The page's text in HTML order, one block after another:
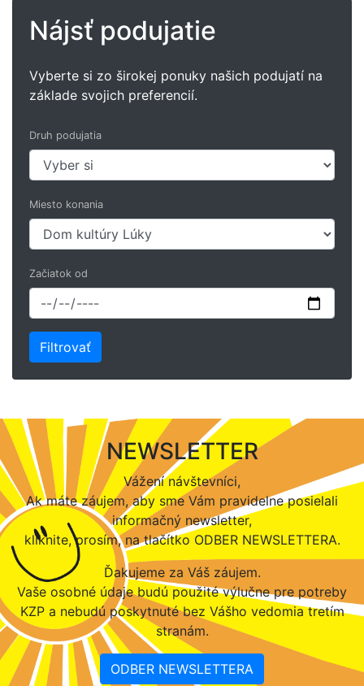
Nájsť podujatie
Vyberte si zo širokej ponuky našich podujatí na
základe svojich preferencií.
Druh podujatia
Miesto konania
Začiatok od
NEWSLETTER
Vážení návštevníci,
Ak máte záujem, aby sme Vám pravidelne posielali
informačný newsletter,
kliknite, prosím, na tlačítko ODBER NEWSLETTERA.
Ďakujeme za Váš záujem.
Vaše osobné údaje budú použité výlučne pre potreby
KZP a nebudú poskytnuté bez Vášho vedomia tretím
stranám.
ODBER NEWSLETTERA